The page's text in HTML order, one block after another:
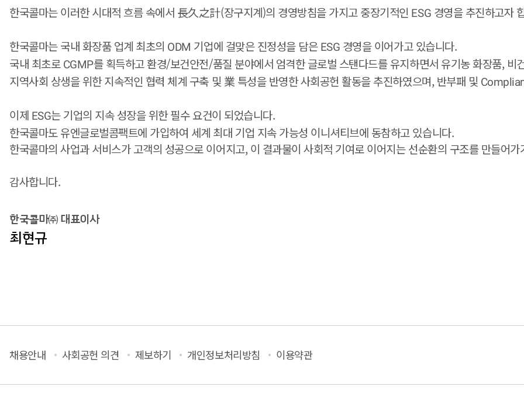
한국콜마는 이러한 시대적 흐름 속에서 長久之計(장구지계)의 경영방침을 가지고 중장기적인 ESG 경영을 추진하고자
한국콜마는 국내 화장품 업계 최초의 ODM 기업에 걸맞은 진정성을 담은 ESG 경영을 이어가고 있습니다.
국내 최초로 CGMP를 획득하고 환경/보건안전/품질 분야에서 엄격한 글로벌 스탠다드를 유지하면서 유기농 화장품, 비
지역사회 상생을 위한 지속적인 협력 체계 구축 및 業 특성을 반영한 사회공헌 활동을 추진하였으며, 반부패 및
이제 ESG는 기업의 지속 성장을 위한 필수 요건이 되었습니다.
한국콜마도 유엔글로벌콤팩트에 가입하여 세계 최대 기업 지속 가능성 이니셔티브에 동참하고 있습니다.
한국콜마의 사업과 서비스가 고객의 성공으로 이어지고, 이 결과물이 사회적 기여로 이어지는 선순환의 구조를 만들어
감사합니다.
한국콜마㈜ 대표이사
최현규
채용안내 사회공헌 의견 제보하기 개인정보처리방침 이용약관